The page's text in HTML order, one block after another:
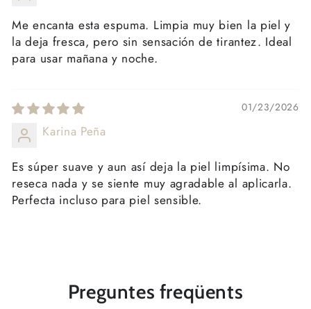
Me encanta esta espuma. Limpia muy bien la piel y
la deja fresca, pero sin sensación de tirantez. Ideal
para usar mañana y noche.
01/23/2026
Karina Peña
Es súper suave y aun así deja la piel limpísima. No
reseca nada y se siente muy agradable al aplicarla.
Perfecta incluso para piel sensible.
Preguntes freqüents